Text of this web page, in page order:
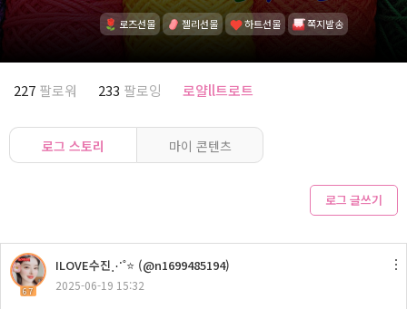
로즈선물 젤리선물 하트선물 쪽지발송
227 팔로워 233 팔로잉 로얄ll트로트
로그 스토리 마이 콘텐츠
로그 글쓰기
67
ILOVE수진⋰˚⭐ (@n1699485194)
2025-06-19 15:32